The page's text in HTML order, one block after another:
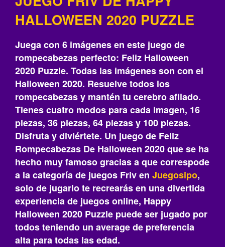
HALLOWEEN 2020 PUZZLE
Juega con 6 imágenes en este juego de
rompecabezas perfecto: Feliz Halloween
2020 Puzzle. Todas las imágenes son con el
Halloween 2020. Resuelve todos los
rompecabezas y mantén tu cerebro afilado.
Tienes cuatro modos para cada imagen, 16
piezas, 36 piezas, 64 piezas y 100 piezas.
Disfruta y diviértete. Un juego de Feliz
Rompecabezas De Halloween 2020 que se ha
hecho muy famoso gracias a que correspode
a la categoría de juegos Friv en Juegosipo,
solo de jugarlo te recrearás‎ en una divertida
experiencia de juegos online, Happy
Halloween 2020 Puzzle puede ser jugado por
todos teniendo un average de preferencia
alta para todas las edad.